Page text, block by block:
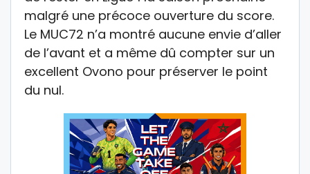
malgré une précoce ouverture du score.
Le MUC72 n’a montré aucune envie d’aller
de l’avant et a même dû compter sur un
excellent Ovono pour préserver le point
du nul.